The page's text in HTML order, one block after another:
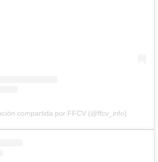
compartida por FFCV (@ffcv_info)